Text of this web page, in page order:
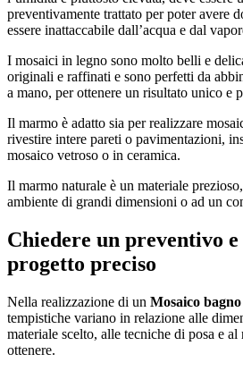
preventivamente trattato per poter avere
essere inattaccabile dall’acqua e dal
I mosaici in legno sono molto belli e
originali e raffinati e sono perfetti da
a mano, per ottenere un risultato unico e
Il marmo è adatto sia per realizzare
rivestire intere pareti o pavimentazioni,
mosaico vetroso o in ceramica.
Il marmo naturale è un materiale
ambiente di grandi dimensioni o ad un
Chiedere un preventivo
progetto preciso
Nella realizzazione di un Mosaico
tempistiche variano in relazione alle
materiale scelto, alle tecniche di posa e al
ottenere.